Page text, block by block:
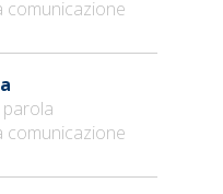
comunicazione
parola
comunicazione